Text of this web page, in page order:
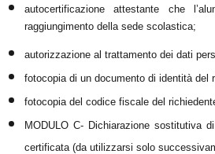
autocertificazione attestante che
raggiungimento della sede scolastica;
autorizzazione al trattamento dei dati
fotocopia di un documento di identità del
fotocopia del codice fiscale del
MODULO C- Dichiarazione sostitutiva
certificata (da utilizzarsi solo